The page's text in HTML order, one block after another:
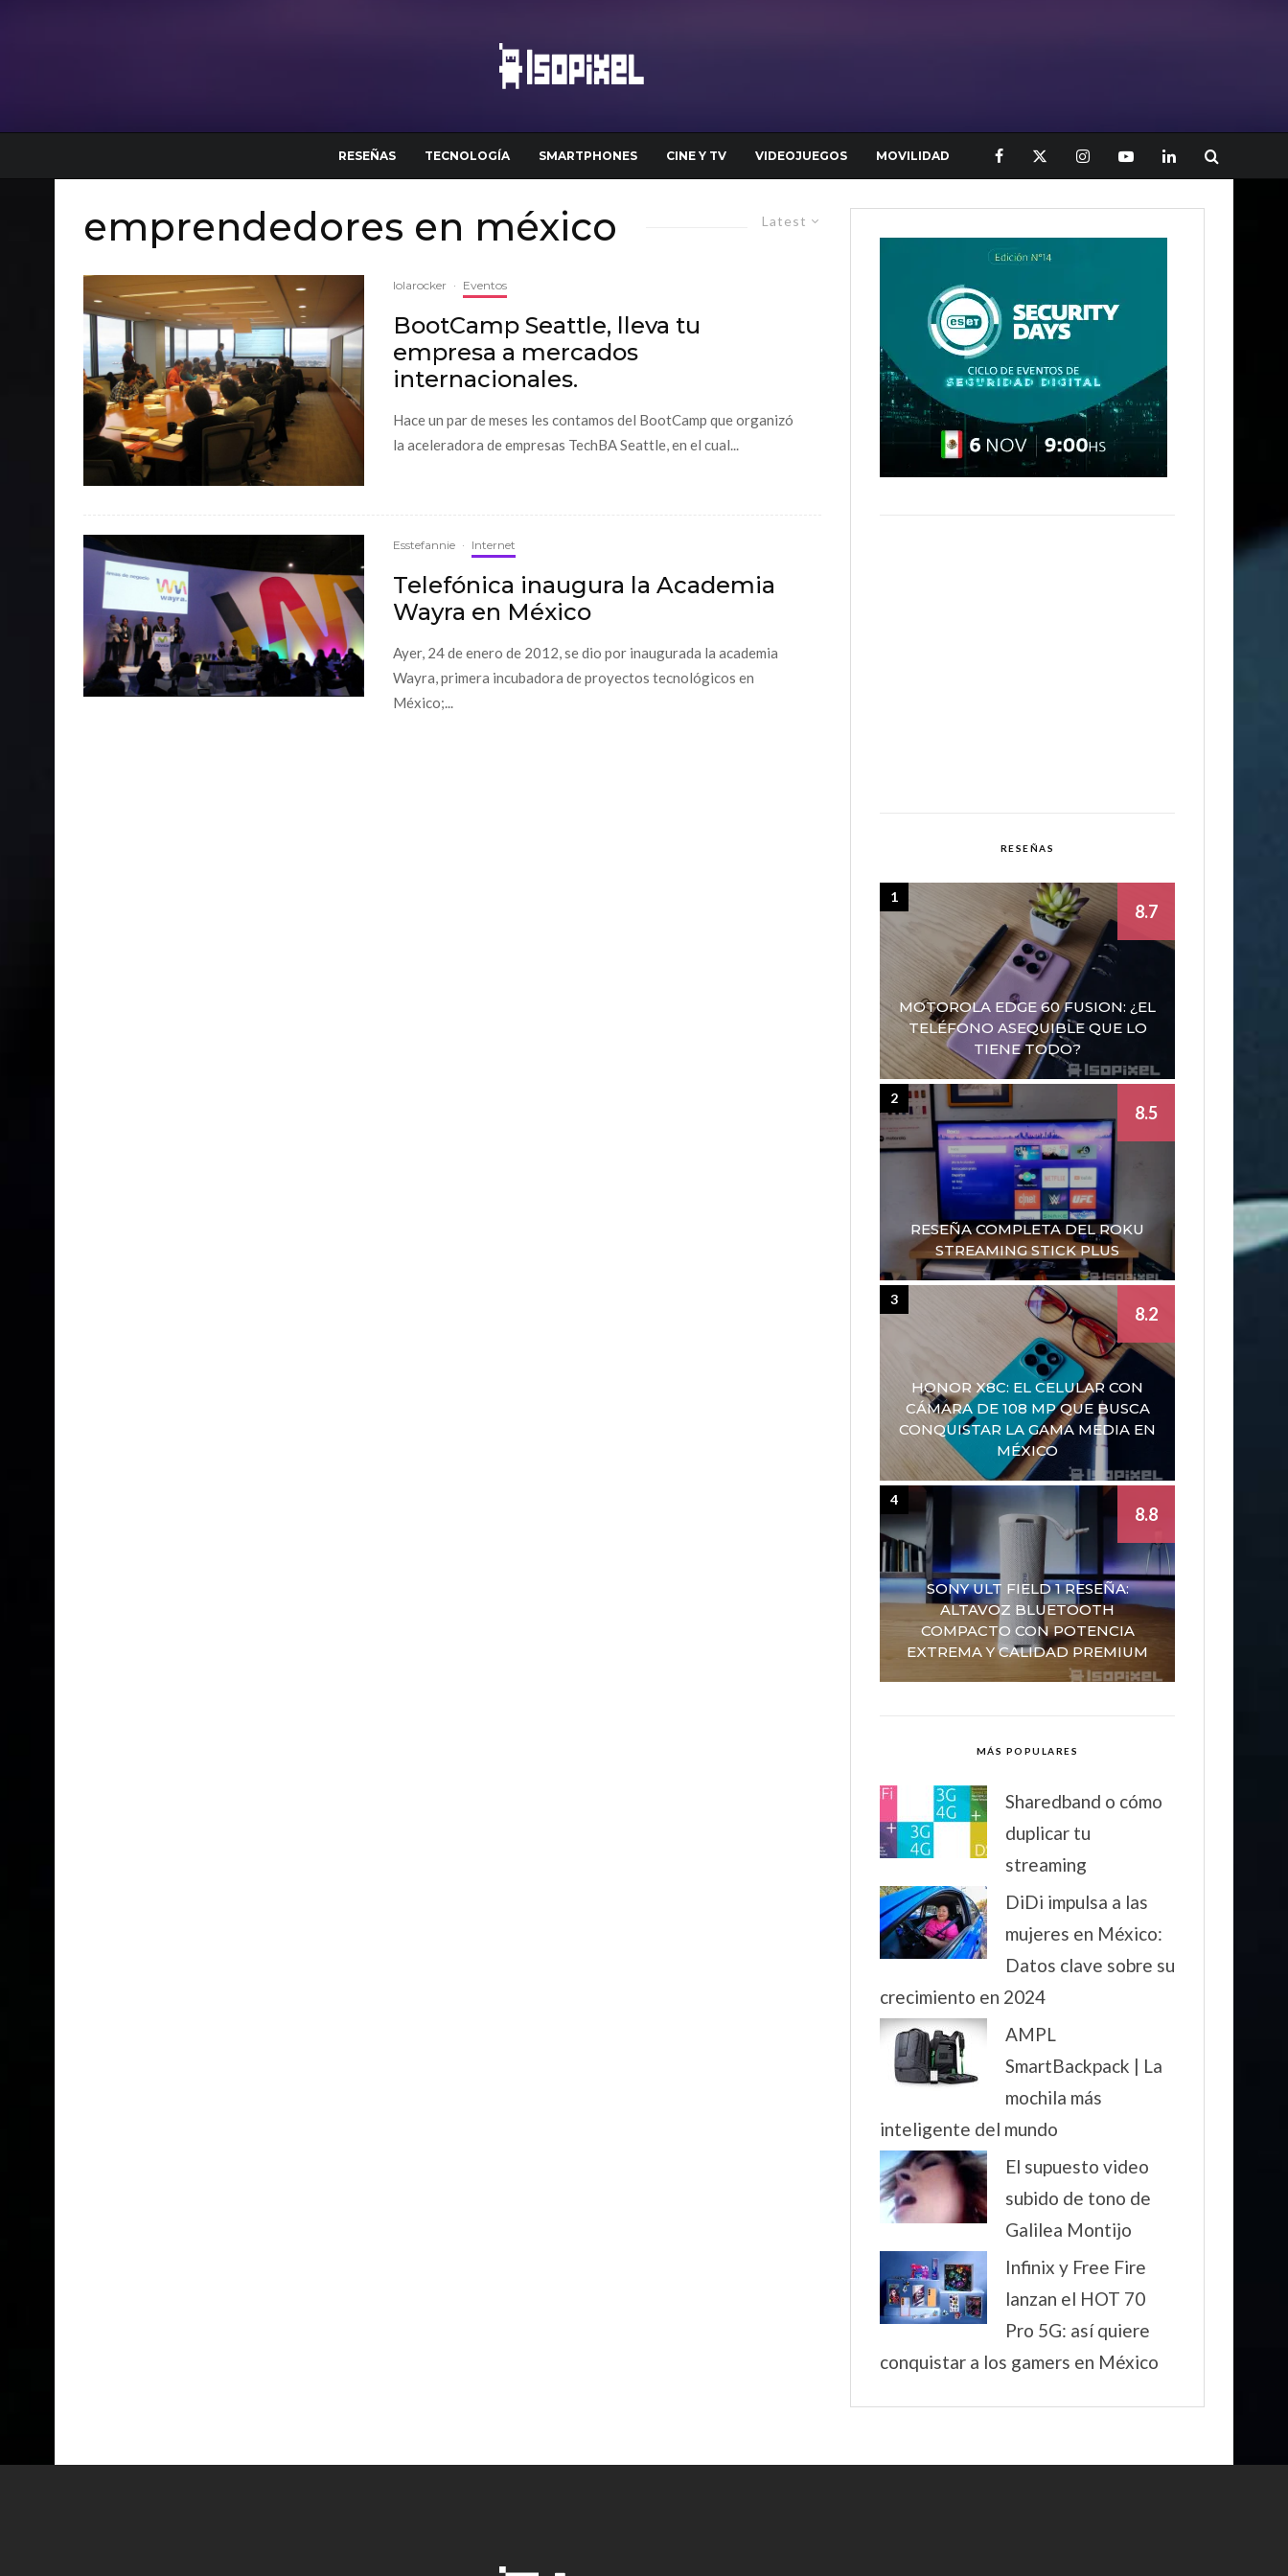
RESEÑAS TECNOLOGÍA SMARTPHONES CINE Y TV VIDEOJUEGOS MOVILIDAD
Latest
emprendedores en méxico
lolarocker · Eventos
BootCamp Seattle, lleva tu
empresa a mercados
internacionales.
Hace un par de meses les contamos del BootCamp que organizó
la aceleradora de empresas TechBA Seattle, en el cual...
Esstefannie · Internet
Telefónica inaugura la Academia
Wayra en México
Ayer, 24 de enero de 2012, se dio por inaugurada la academia
Wayra, primera incubadora de proyectos tecnológicos en
México;...
RESEÑAS
MOTOROLA EDGE 60 FUSION: ¿EL
TELÉFONO ASEQUIBLE QUE LO
TIENE TODO?
8.7
1
RESEÑA COMPLETA DEL ROKU
STREAMING STICK PLUS
8.5
2
HONOR X8C: EL CELULAR CON
CÁMARA DE 108 MP QUE BUSCA
CONQUISTAR LA GAMA MEDIA EN
MÉXICO
8.2
3
SONY ULT FIELD 1 RESEÑA:
ALTAVOZ BLUETOOTH
COMPACTO CON POTENCIA
EXTREMA Y CALIDAD PREMIUM
8.8
4
MÁS POPULARES
Sharedband o cómo
duplicar tu
streaming
DiDi impulsa a las
mujeres en México:
Datos clave sobre su
crecimiento en 2024
AMPL
SmartBackpack | La
mochila más
inteligente del mundo
El supuesto video
subido de tono de
Galilea Montijo
Infinix y Free Fire
lanzan el HOT 70
Pro 5G: así quiere
conquistar a los gamers en México